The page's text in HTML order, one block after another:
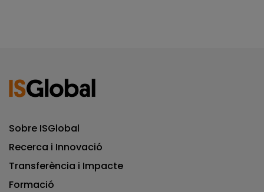
Sobre ISGlobal
Recerca i Innovació
Transferència i Impacte
Formació